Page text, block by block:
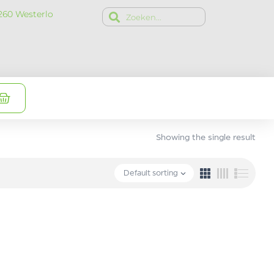
Westerlo
Showing the single result
Default sorting